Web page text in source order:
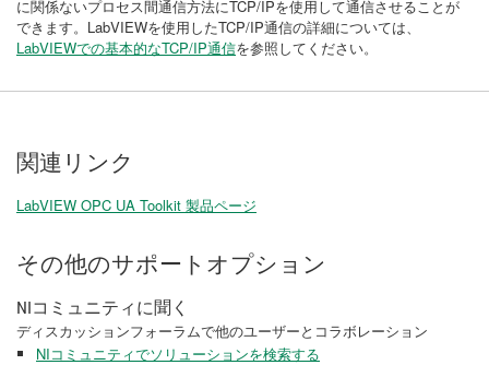
に関係ないプロセス間通信方法にTCP/IPを使用して通信させることが
できます。LabVIEWを使用したTCP/IP通信の詳細については、
LabVIEWでの基本的なTCP/IP通信を参照してください。
関連リンク
LabVIEW OPC UA Toolkit 製品ページ
その他のサポートオプション
NIコミュニティに聞く
ディスカッションフォーラムで他のユーザーとコラボレーション
NIコミュニティでソリューションを検索する